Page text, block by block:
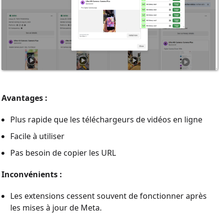
Avantages :
Plus rapide que les téléchargeurs de vidéos en ligne
Facile à utiliser
Pas besoin de copier les URL
Inconvénients :
Les extensions cessent souvent de fonctionner après
les mises à jour de Meta.